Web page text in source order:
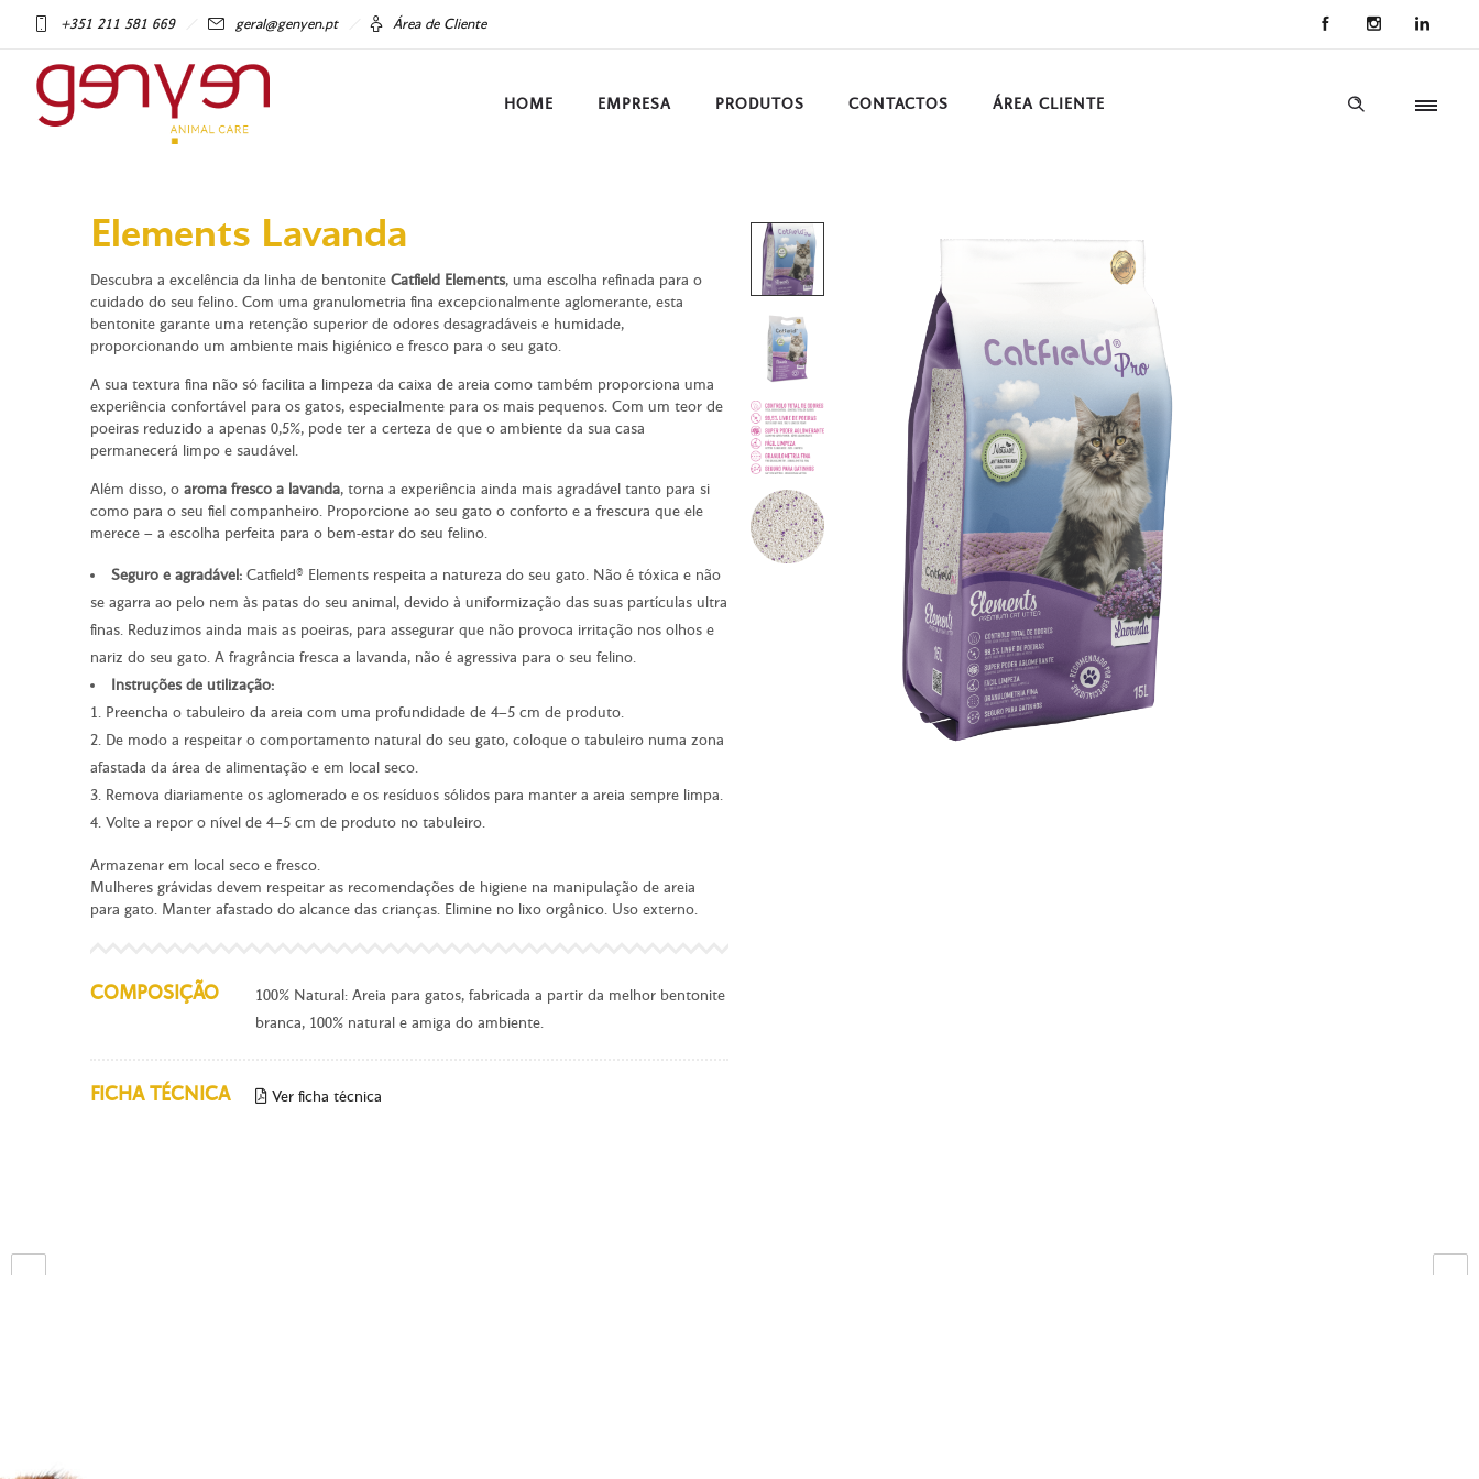
+351 211 581 669 geral@genyen.pt Área de Cliente
HOME EMPRESA PRODUTOS CONTACTOS ÁREA CLIENTE
Elements Lavanda
Descubra a excelência da linha de bentonite Catfield Elements, uma escolha refinada para o
cuidado do seu felino. Com uma granulometria fina excepcionalmente aglomerante, esta
bentonite garante uma retenção superior de odores desagradáveis e humidade,
proporcionando um ambiente mais higiénico e fresco para o seu gato.
A sua textura fina não só facilita a limpeza da caixa de areia como também proporciona uma
experiência confortável para os gatos, especialmente para os mais pequenos. Com um teor de
poeiras reduzido a apenas 0,5%, pode ter a certeza de que o ambiente da sua casa
permanecerá limpo e saudável.
Além disso, o aroma fresco a lavanda, torna a experiência ainda mais agradável tanto para si
como para o seu fiel companheiro. Proporcione ao seu gato o conforto e a frescura que ele
merece – a escolha perfeita para o bem-estar do seu felino.
Seguro e agradável: Catfield® Elements respeita a natureza do seu gato. Não é tóxica e não
se agarra ao pelo nem às patas do seu animal, devido à uniformização das suas partículas ultra
finas. Reduzimos ainda mais as poeiras, para assegurar que não provoca irritação nos olhos e
nariz do seu gato. A fragrância fresca a lavanda, não é agressiva para o seu felino.
Instruções de utilização:
1. Preencha o tabuleiro da areia com uma profundidade de 4–5 cm de produto.
2. De modo a respeitar o comportamento natural do seu gato, coloque o tabuleiro numa zona
afastada da área de alimentação e em local seco.
3. Remova diariamente os aglomerado e os resíduos sólidos para manter a areia sempre limpa.
4. Volte a repor o nível de 4–5 cm de produto no tabuleiro.
Armazenar em local seco e fresco.
Mulheres grávidas devem respeitar as recomendações de higiene na manipulação de areia
para gato. Manter afastado do alcance das crianças. Elimine no lixo orgânico. Uso externo.
COMPOSIÇÃO
100% Natural: Areia para gatos, fabricada a partir da melhor bentonite
branca, 100% natural e amiga do ambiente.
FICHA TÉCNICA Ver ficha técnica